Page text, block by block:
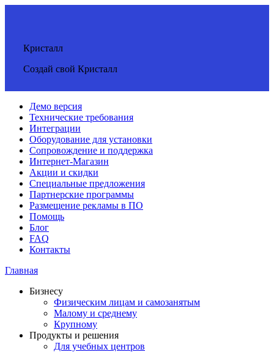
Кристалл
Создай свой Кристалл
Демо версия
Технические требования
Интеграции
Оборудование для установки
Сопровождение и поддержка
Интернет-Магазин
Акции и скидки
Специальные предложения
Партнерские программы
Размещение рекламы в ПО
Помощь
Блог
FAQ
Контакты
Главная
Бизнесу
Физическим лицам и самозанятым
Малому и среднему
Крупному
Продукты и решения
Для учебных центров